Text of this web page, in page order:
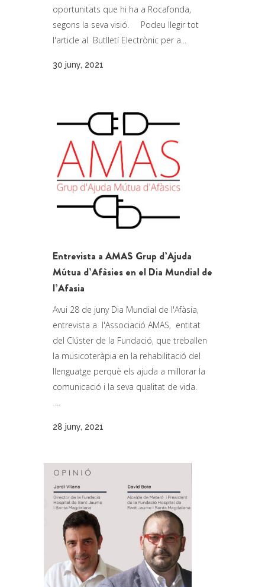
oportunitats que hi ha a Rocafonda,
segons la seva visió. Podeu llegir tot
l'article al Butlletí Electrònic per a...
30 juny, 2021
Entrevista a AMAS Grup d’Ajuda
Mútua d’Afàsies en el Dia Mundial de
l’Afasia
Avui 28 de juny Dia Mundial de l'Afàsia,
entrevista a l'Associació AMAS, entitat
del Clúster de la Fundació, que treballen
la musicoteràpia en la rehabilitació del
llenguatge perquè els ajuda a millorar la
comunicació i la seva qualitat de vida.
...
28 juny, 2021